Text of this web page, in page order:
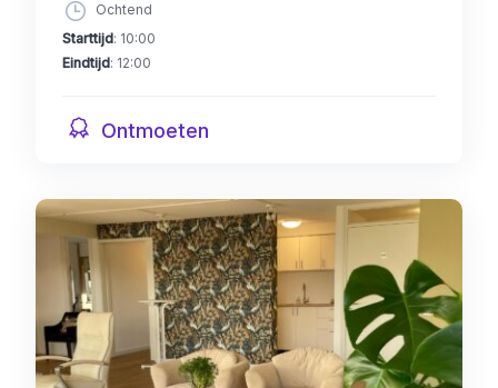
Ochtend
Starttijd: 10:00
Eindtijd: 12:00
Ontmoeten